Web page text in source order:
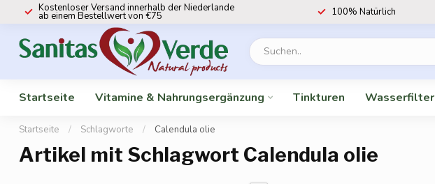
Kostenloser Versand innerhalb der Niederlande
ab einem Bestellwert von €75 100% Natürlich
Startseite Vitamine & Nahrungsergänzung Tinkturen Wasserfilter
Startseite / Schlagworte / Calendula olie
Artikel mit Schlagwort Calendula olie